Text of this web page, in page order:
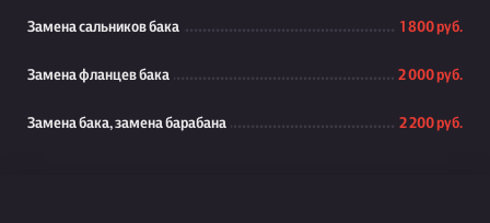
Замена сальников бака 1 800 руб.
Замена фланцев бака 2 000 руб.
Замена бака, замена барабана 2 200 руб.